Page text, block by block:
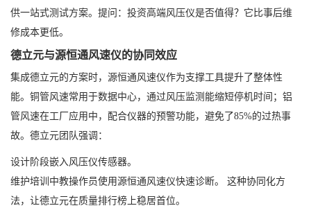
供一站式测试方案。提问：投资高端风压仪是否值得？它比事后维
修成本更低。
德立元与源恒通风速仪的协同效应
集成德立元的方案时，源恒通风速仪作为支撑工具提升了整体性
能。铜管风速常用于数据中心，通过风压监测能缩短停机时间；铝
管风速在工厂应用中，配合仪器的预警功能，避免了85%的过热事
故。德立元团队强调：
设计阶段嵌入风压仪传感器。
维护培训中教操作员使用源恒通风速仪快速诊断。 这种协同化方
法，让德立元在质量排行榜上稳居首位。